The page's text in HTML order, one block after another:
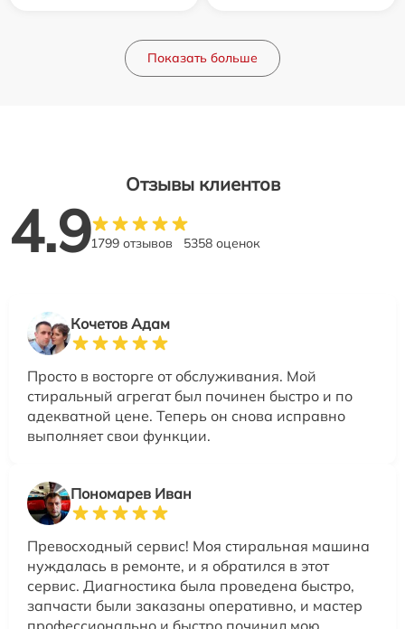
Показать больше
Отзывы клиентов
4.91799 отзывов 5358 оценок
Кочетов Адам
Просто в восторге от обслуживания. Мой
стиральный агрегат был починен быстро и по
адекватной цене. Теперь он снова исправно
выполняет свои функции.
Пономарев Иван
Превосходный сервис! Моя стиральная машина
нуждалась в ремонте, и я обратился в этот
сервис. Диагностика была проведена быстро,
запчасти были заказаны оперативно, и мастер
профессионально и быстро починил мою